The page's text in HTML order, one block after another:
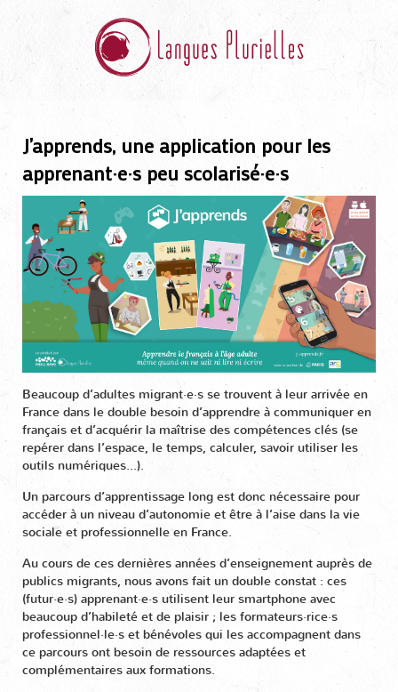
J’apprends, une application pour les
apprenant·e·s peu scolarisé·e·s
Beaucoup d’adultes migrant·e·s se trouvent à leur arrivée en
France dans le double besoin d’apprendre à communiquer en
français et d’acquérir la maîtrise des compétences clés (se
repérer dans l’espace, le temps, calculer, savoir utiliser les
outils numériques...).
Un parcours d’apprentissage long est donc nécessaire pour
accéder à un niveau d’autonomie et être à l’aise dans la vie
sociale et professionnelle en France.
Au cours de ces dernières années d’enseignement auprès de
publics migrants, nous avons fait un double constat : ces
(futur·e·s) apprenant·e·s utilisent leur smartphone avec
beaucoup d’habileté et de plaisir ; les formateurs·rice·s
professionnel·le·s et bénévoles qui les accompagnent dans
ce parcours ont besoin de ressources adaptées et
complémentaires aux formations.